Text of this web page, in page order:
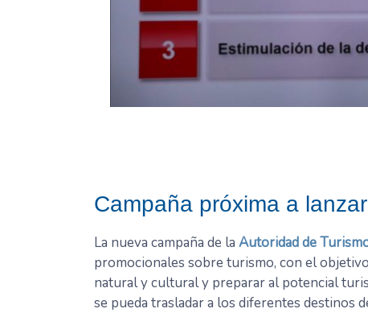
Campaña próxima a
La nueva campaña de la Autoridad de
promocionales sobre turismo, con el
natural y cultural y preparar al potencial
se pueda trasladar a los diferentes destinos